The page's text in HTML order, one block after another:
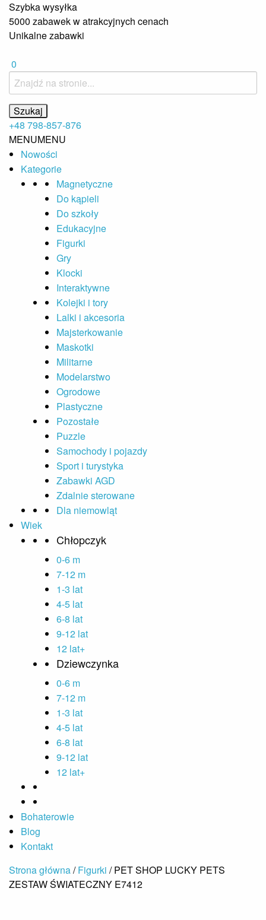
Szybka wysyłka
5000 zabawek w atrakcyjnych cenach
Unikalne zabawki
0
+48 798-857-876
MENUMENU
Nowości
Kategorie
Magnetyczne
Do kąpieli
Do szkoły
Edukacyjne
Figurki
Gry
Klocki
Interaktywne
Kolejki i tory
Lalki i akcesoria
Majsterkowanie
Maskotki
Militarne
Modelarstwo
Ogrodowe
Plastyczne
Pozostałe
Puzzle
Samochody i pojazdy
Sport i turystyka
Zabawki AGD
Zdalnie sterowane
Dla niemowląt
Wiek
Chłopczyk
0-6 m
7-12 m
1-3 lat
4-5 lat
6-8 lat
9-12 lat
12 lat+
Dziewczynka
0-6 m
7-12 m
1-3 lat
4-5 lat
6-8 lat
9-12 lat
12 lat+
Bohaterowie
Blog
Kontakt
Strona główna/Figurki / PET SHOP LUCKY PETS
ZESTAW ŚWIATECZNY E7412